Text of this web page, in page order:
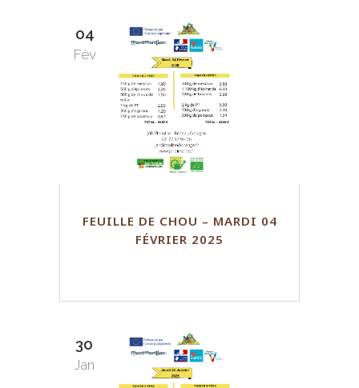
04
Fév
FEUILLE DE CHOU – MARDI 04
FÉVRIER 2025
30
Jan